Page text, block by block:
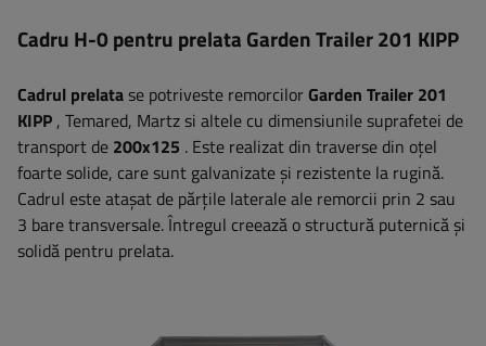
Cadru H-0 pentru prelata Garden Trailer 201 KIPP
Cadrul prelatase potriveste remorcilorGarden Trailer 201
KIPP , Temared, Martz si altele cu dimensiunile suprafetei de
transport de 200x125 . Este realizat din traverse din oțel
foarte solide, care sunt galvanizate și rezistente la rugină.
Cadrul este atașat de părțile laterale ale remorcii prin 2 sau
3 bare transversale. Întregul creează o structură puternică și
solidă pentru prelata.